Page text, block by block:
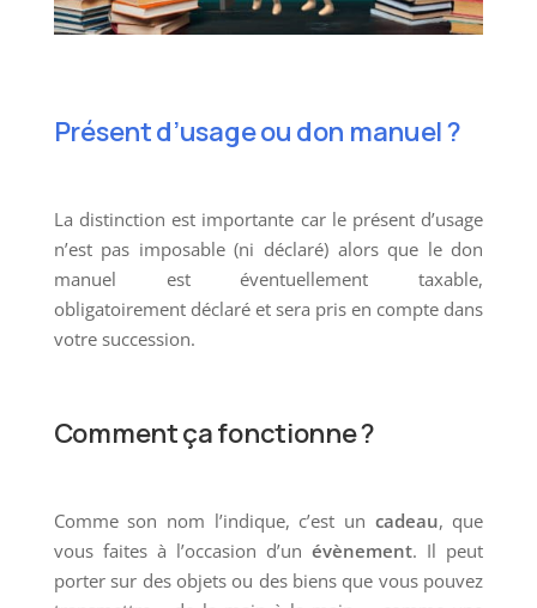
Présent d’usage ou don manuel ?
La distinction est importante car le présent d’usage
n’est pas imposable (ni déclaré) alors que le don
manuel est éventuellement taxable,
obligatoirement déclaré et sera pris en compte dans
votre succession.
Comment ça fonctionne ?
Comme son nom l’indique, c’est un cadeau, que
vous faites à l’occasion d’unévènement. Il peut
porter sur des objets ou des biens que vous pouvez